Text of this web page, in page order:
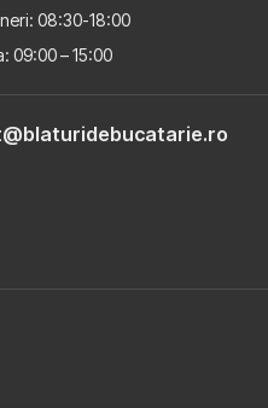
08:30-18:00
09:00 – 15:00